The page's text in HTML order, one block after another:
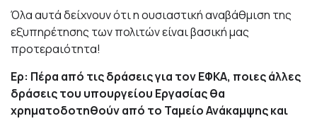
Όλα αυτά δείχνουν ότι η ουσιαστική αναβάθμιση της
εξυπηρέτησης των πολιτών είναι βασική μας
προτεραιότητα!
Ερ: Πέρα από τις δράσεις για τον ΕΦΚΑ, ποιες άλλες
δράσεις του υπουργείου Εργασίας θα
χρηματοδοτηθούν από το Ταμείο Ανάκαμψης και